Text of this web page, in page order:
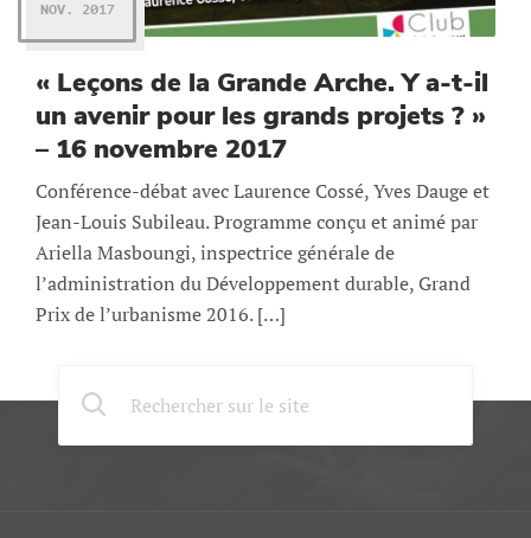
NOV. 2017
« Leçons de la Grande Arche. Y a-t-il
un avenir pour les grands projets ? »
– 16 novembre 2017
Conférence-débat avec Laurence Cossé, Yves Dauge et
Jean-Louis Subileau. Programme conçu et animé par
Ariella Masboungi, inspectrice générale de
l’administration du Développement durable, Grand
Prix de l’urbanisme 2016. […]